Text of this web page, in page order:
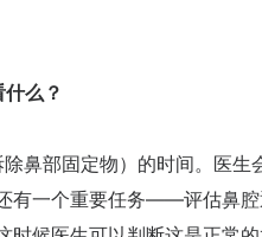
么？
部固定物）的时间。医生
有一个重要任务——评估鼻